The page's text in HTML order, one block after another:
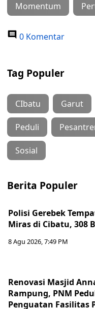
Momentum
0 Komentar
Tag Populer
CIbatu Garut
Peduli
Sosial
Berita Populer
Polisi Gerebek
Miras di Cibatu, 308
8 Agu 2026, 7:49 PM
Renovasi Masjid
Rampung, PNM
Penguatan Fasilitas